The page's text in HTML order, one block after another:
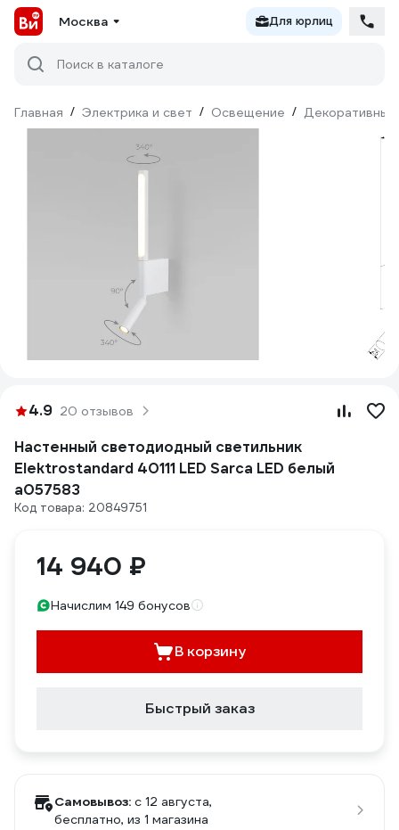
Москва Для юрлиц
Поиск в каталоге
Главная / Электрика и свет / Освещение / Декоративный
4.9 20 отзывов
Настенный светодиодный светильник
Elektrostandard 40111 LED Sarca LED белый
a057583
Код товара: 20849751
14 940 ₽
Начислим 149 бонусов
В корзину
Быстрый заказ
Самовывоз: c 12 августа,
бесплатно, из 1 магазина